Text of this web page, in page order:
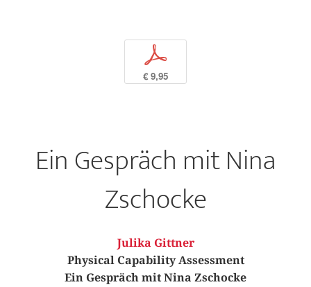
p
€ 9,95
Ein Gespräch mit Nina
Zschocke
Julika Gittner
Physical Capability Assessment
Ein Gespräch mit Nina Zschocke